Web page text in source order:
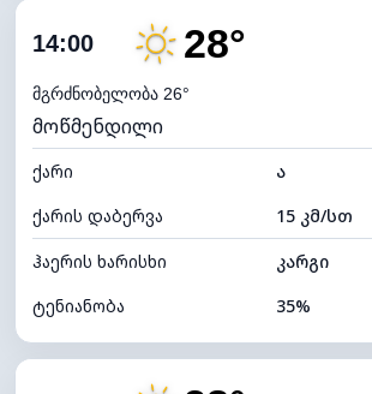
ღრუბლიანობა
ნამის წერტილი
ხილვადობა
განათების ინდექსი 7 (ნათელი)
ღრუბლის სიმაღლე 11600 მ
14:00 28°
მგრძნობელობა 26°
მოწმენდილი
ქარი
ა
ქარის დაბერვა
15 კმ/სთ
ჰაერის ხარისხი
კარგი
ტენიანობა
35%